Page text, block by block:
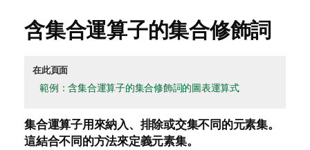
含集合運算子的集合修飾詞
在此頁面
範例：含集合運算子的集合修飾詞的圖表運算式
集合運算子用來納入、排除或交集不同的元素集。
這結合不同的方法來定義元素集。